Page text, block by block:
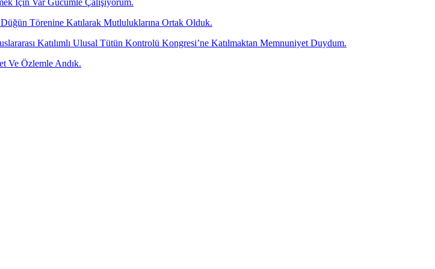
Törenine Katılarak Mutluluklarına Ortak Olduk.
Katılımlı Ulusal Tütün Kontrolü Kongresi’ne Katılmaktan Memnuniyet Duydum.
Ve Özlemle Andık.